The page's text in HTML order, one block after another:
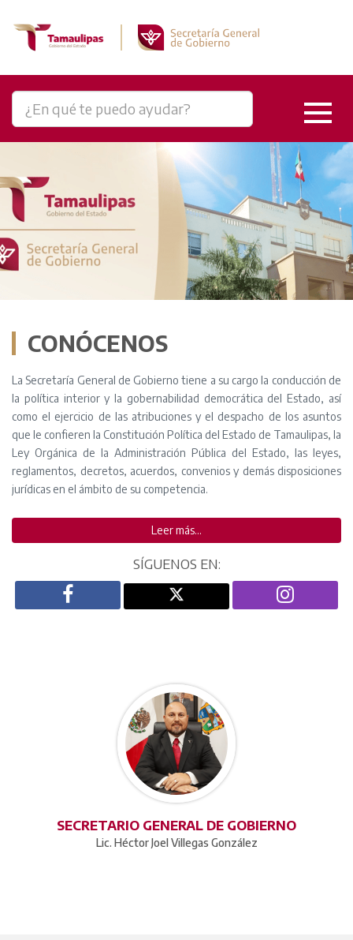
CONÓCENOS
La Secretaría General de Gobierno tiene a su cargo la conducción de
la política interior y la gobernabilidad democrática del Estado, así
como el ejercicio de las atribuciones y el despacho de los asuntos
que le confieren la Constitución Política del Estado de Tamaulipas, la
Ley Orgánica de la Administración Pública del Estado, las leyes,
reglamentos, decretos, acuerdos, convenios y demás disposiciones
jurídicas en el ámbito de su competencia.
Leer más...
SÍGUENOS EN:
SECRETARIO GENERAL DE GOBIERNO
Lic. Héctor Joel Villegas González